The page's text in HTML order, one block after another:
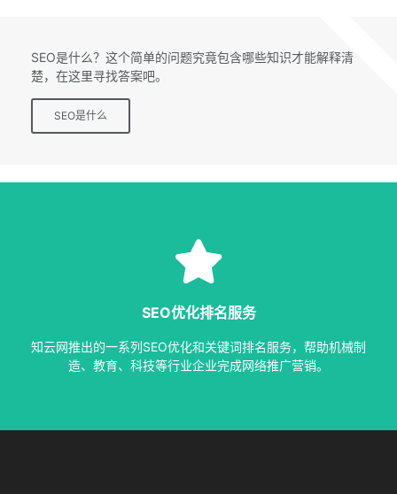
SEO是什么？这个简单的问题究竟包含哪些知识才能解释清
楚，在这里寻找答案吧。
SEO是什么
SEO专题
SEO优化排名服务
知云网推出的一系列SEO优化和关键词排名服务，帮助机械制
造、教育、科技等行业企业完成网络推广营销。
SEO服务中心
等多种服务，从容应对各种优化需求。
SEO服务